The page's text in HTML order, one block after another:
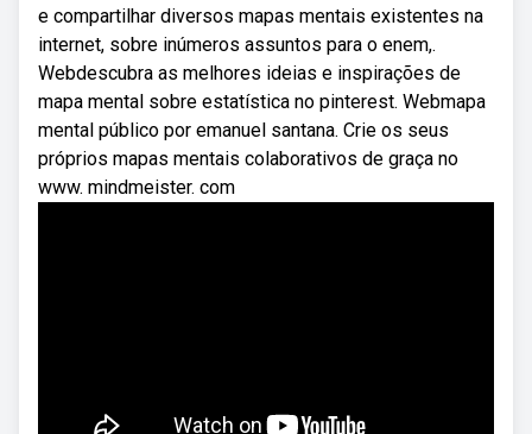
e compartilhar diversos mapas mentais existentes na
internet, sobre inúmeros assuntos para o enem,.
Webdescubra as melhores ideias e inspirações de
mapa mental sobre estatística no pinterest. Webmapa
mental público por emanuel santana. Crie os seus
próprios mapas mentais colaborativos de graça no
www. mindmeister. com